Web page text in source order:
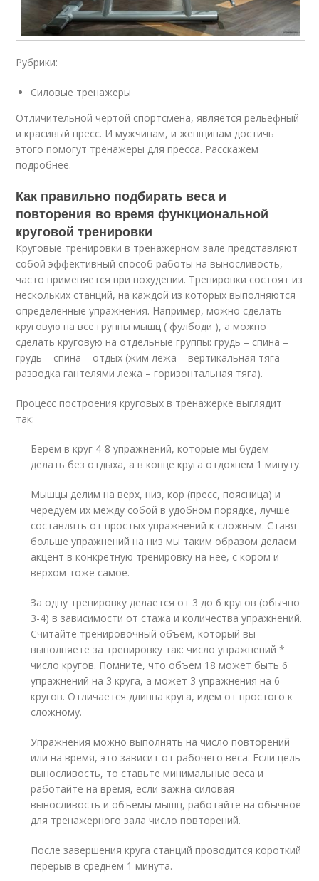
Рубрики:
Силовые тренажеры
Отличительной чертой спортсмена, является рельефный
и красивый пресс. И мужчинам, и женщинам достичь
этого помогут тренажеры для пресса. Расскажем
подробнее.
Как правильно подбирать веса и
повторения во время функциональной
круговой тренировки
Круговые тренировки в тренажерном зале представляют
собой эффективный способ работы на выносливость,
часто применяется при похудении. Тренировки состоят из
нескольких станций, на каждой из которых выполняются
определенные упражнения. Например, можно сделать
круговую на все группы мышц ( фулбоди ), а можно
сделать круговую на отдельные группы: грудь – спина –
грудь – спина – отдых (жим лежа – вертикальная тяга –
разводка гантелями лежа – горизонтальная тяга).
Процесс построения круговых в тренажерке выглядит
так:
Берем в круг 4-8 упражнений, которые мы будем
делать без отдыха, а в конце круга отдохнем 1 минуту.
Мышцы делим на верх, низ, кор (пресс, поясница) и
чередуем их между собой в удобном порядке, лучше
составлять от простых упражнений к сложным. Ставя
больше упражнений на низ мы таким образом делаем
акцент в конкретную тренировку на нее, с кором и
верхом тоже самое.
За одну тренировку делается от 3 до 6 кругов (обычно
3-4) в зависимости от стажа и количества упражнений.
Считайте тренировочный объем, который вы
выполняете за тренировку так: число упражнений *
число кругов. Помните, что объем 18 может быть 6
упражнений на 3 круга, а может 3 упражнения на 6
кругов. Отличается длинна круга, идем от простого к
сложному.
Упражнения можно выполнять на число повторений
или на время, это зависит от рабочего веса. Если цель
выносливость, то ставьте минимальные веса и
работайте на время, если важна силовая
выносливость и объемы мышц, работайте на обычное
для тренажерного зала число повторений.
После завершения круга станций проводится короткий
перерыв в среднем 1 минута.